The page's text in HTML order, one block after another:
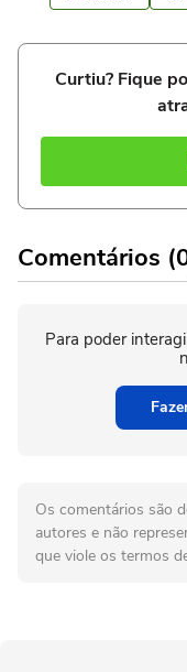
Curtiu? Fique
Comentários
Para poder
Os comentários são
autores e não
que viole os termos